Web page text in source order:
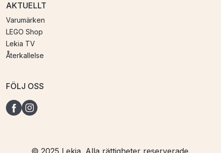
AKTUELLT
Varumärken
LEGO Shop
Lekia TV
Återkallelse
FÖLJ OSS
© 2025 Lekia. Alla rättigheter reserverade.